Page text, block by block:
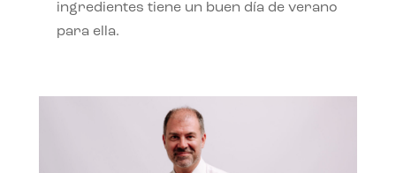
ingredientes tiene un buen día de verano
para ella.